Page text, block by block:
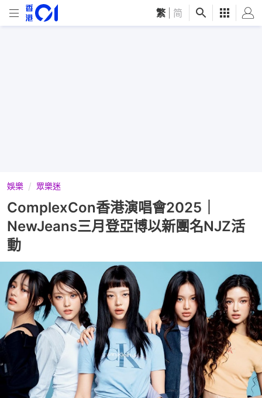
繁 简
娛樂 眾樂迷
ComplexCon香港演唱會2025｜
NewJeans三月登亞博以新團名NJZ活
動